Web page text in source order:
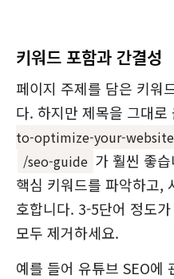
키워드 포함과 간결성
페이지 주제를 담은 키워
다. 하지만 제목을 그대로
to-optimize-your-
/seo-guide 가 훨씬 좋
핵심 키워드를 파악하고,
호합니다. 3-5단어 정도
모두 제거하세요.
예를 들어 유튜브 SEO에